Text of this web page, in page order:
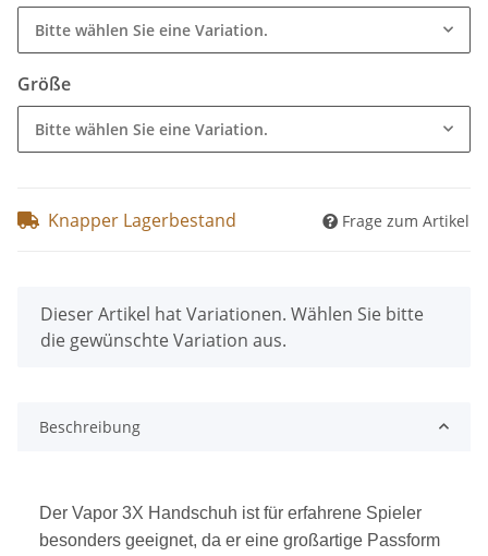
Bitte wählen Sie eine Variation.
Größe
Bitte wählen Sie eine Variation.
Knapper Lagerbestand Frage zum Artikel
x
Dieser Artikel hat Variationen. Wählen Sie bitte
die gewünschte Variation aus.
Beschreibung
Der Vapor 3X Handschuh ist für erfahrene Spieler
besonders geeignet, da er eine großartige Passform